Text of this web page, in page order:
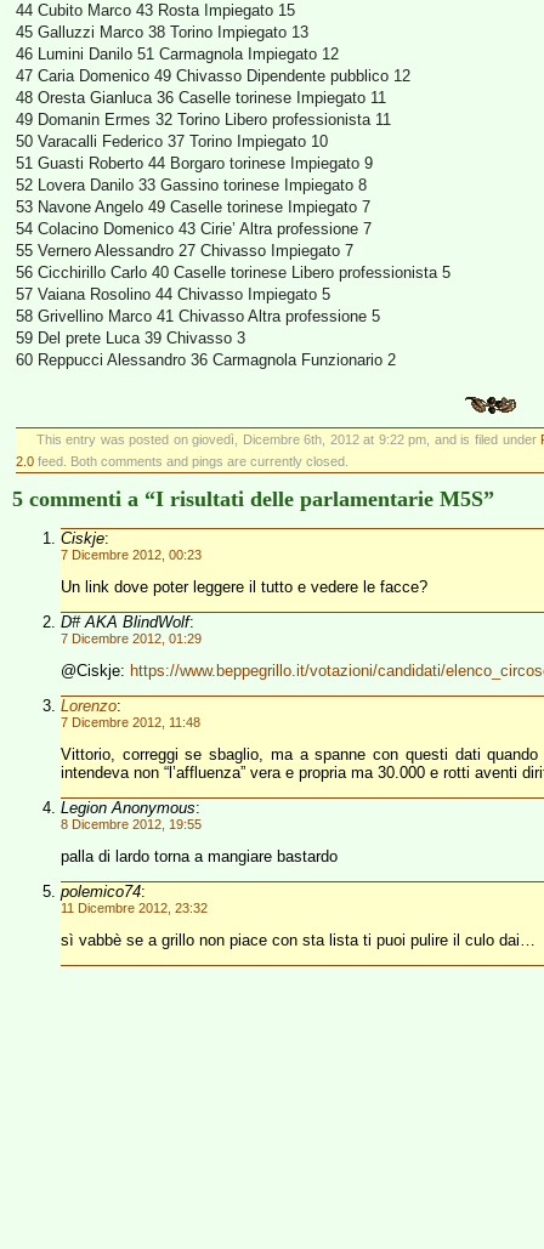
44 Cubito Marco 43 Rosta Impiegato 15
45 Galluzzi Marco 38 Torino Impiegato 13
46 Lumini Danilo 51 Carmagnola Impiegato 12
47 Caria Domenico 49 Chivasso Dipendente pubblico 12
48 Oresta Gianluca 36 Caselle torinese Impiegato 11
49 Domanin Ermes 32 Torino Libero professionista 11
50 Varacalli Federico 37 Torino Impiegato 10
51 Guasti Roberto 44 Borgaro torinese Impiegato 9
52 Lovera Danilo 33 Gassino torinese Impiegato 8
53 Navone Angelo 49 Caselle torinese Impiegato 7
54 Colacino Domenico 43 Cirie’ Altra professione 7
55 Vernero Alessandro 27 Chivasso Impiegato 7
56 Cicchirillo Carlo 40 Caselle torinese Libero professionista 5
57 Vaiana Rosolino 44 Chivasso Impiegato 5
58 Grivellino Marco 41 Chivasso Altra professione 5
59 Del prete Luca 39 Chivasso 3
60 Reppucci Alessandro 36 Carmagnola Funzionario 2
This entry was posted on giovedì, Dicembre 6th, 2012 at 9:22 pm, and is filed under
2.0 feed. Both comments and pings are currently closed.
5 commenti a “I risultati delle parlamentarie M5S”
Ciskje:
7 Dicembre 2012, 00:23
Un link dove poter leggere il tutto e vedere le facce?
D# AKA BlindWolf:
7 Dicembre 2012, 01:29
@Ciskje: https://www.beppegrillo.it/votazioni/candidati/
Lorenzo:
7 Dicembre 2012, 11:48
Vittorio, correggi se sbaglio, ma a spanne con questi dati
intendeva non “l’affluenza” vera e propria ma 30.000 e rotti aventi
Legion Anonymous:
8 Dicembre 2012, 19:55
palla di lardo torna a mangiare bastardo
polemico74:
11 Dicembre 2012, 23:32
sì vabbè se a grillo non piace con sta lista ti puoi pulire il culo dai…